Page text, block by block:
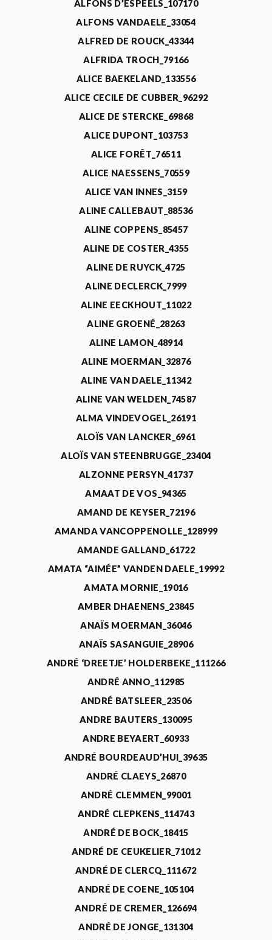
ALFONS D’ESPEELS_107170
ALFONS VANDAELE_33054
ALFRED DE ROUCK_43344
ALFRIDA TROCH_79166
ALICE BAEKELAND_133556
ALICE CECILE DE CUBBER_96292
ALICE DE STERCKE_69868
ALICE DUPONT_103753
ALICE FORÊT_76511
ALICE NAESSENS_70559
ALICE VAN INNES_3159
ALINE CALLEBAUT_88536
ALINE COPPENS_85457
ALINE DE COSTER_4355
ALINE DE RUYCK_4725
ALINE DECLERCK_7999
ALINE EECKHOUT_11022
ALINE GROENÉ_28263
ALINE LAMON_48914
ALINE MOERMAN_32876
ALINE VAN DAELE_11342
ALINE VAN WELDEN_74587
ALMA VINDEVOGEL_26191
ALOÏS VAN LANCKER_6961
ALOÏS VAN STEENBRUGGE_23404
ALZONNE PERSYN_41737
AMAAT DE VOS_94365
AMAND DE KEYSER_72196
AMANDA VANCOPPENOLLE_128999
AMANDE GALLAND_61722
AMATA “AIMÉE” VANDEN DAELE_19992
AMATA MORNIE_19016
AMBER DHAENENS_23845
ANAÏS MOERMAN_36046
ANAÏS SASANGUIE_28906
ANDRÉ ‘DREETJE’ HOLDERBEKE_111266
ANDRÉ ANNO_112985
ANDRÉ BATSLEER_23506
ANDRE BAUTERS_130095
ANDRE BEYAERT_60933
ANDRÉ BOURDEAUD’HUI_39635
ANDRÉ CLAEYS_26870
ANDRÉ CLEMMEN_99001
ANDRÉ CLEPKENS_114743
ANDRÉ DE BOCK_18415
ANDRÉ DE CEUKELIER_71012
ANDRÉ DE CLERCQ_111672
ANDRÉ DE COENE_105104
ANDRÉ DE CREMER_126694
ANDRÉ DE JONGE_131304